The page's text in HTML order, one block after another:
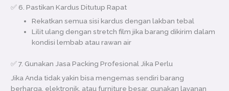
✅ 6. Pastikan Kardus Ditutup Rapat
Rekatkan semua sisi kardus dengan lakban tebal
Lilit ulang dengan stretch film jika barang dikirim dalam
kondisi lembab atau rawan air
✅ 7. Gunakan Jasa Packing Profesional Jika Perlu
Jika Anda tidak yakin bisa mengemas sendiri barang
berharga, elektronik, atau furniture besar, gunakan layanan